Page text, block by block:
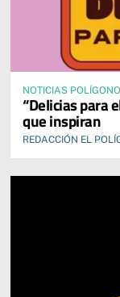
NOTICIAS POLÍGONO
“Delicias para
que inspiran
REDACCIÓN EL